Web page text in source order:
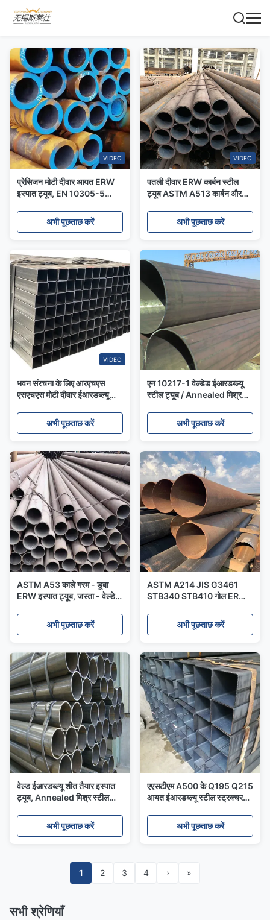
VIDEO
प्रेसिजन मोटी दीवार आयत ERW
इस्पात ट्यूब, EN 10305-5
अभी पूछताछ करें
VIDEO
पतली दीवार ERW कार्बन स्टील
ट्यूब ASTM A513 कार्बन और
के लिए
अभी पूछताछ करें
VIDEO
भवन संरचना के लिए आरएचएस
एसएचएस मोटी दीवार ईआरडब्ल्यू
स्टील ट्यूब
अभी पूछताछ करें
एन 10217-1 वेल्डेड ईआरडब्ल्यू
स्टील ट्यूब / Annealed मिश्र
350mm
अभी पूछताछ करें
ASTM A53 काले गरम - डूबा
ERW इस्पात ट्यूब, जस्ता - वेल्डेड
अभी पूछताछ करें
ASTM A214 JIS G3461
STB340 STB410 गोल ERW
अभी पूछताछ करें
वेल्ड ईआरडब्ल्यू शीत तैयार इस्पात
ट्यूब, Annealed मिश्र स्टील
SA450
अभी पूछताछ करें
एएसटीएम A500 के Q195 Q215
आयत ईआरडब्ल्यू स्टील स्ट्रक्चरल
अभी पूछताछ करें
1 2 3 4 › »
सभी श्रेणियाँ